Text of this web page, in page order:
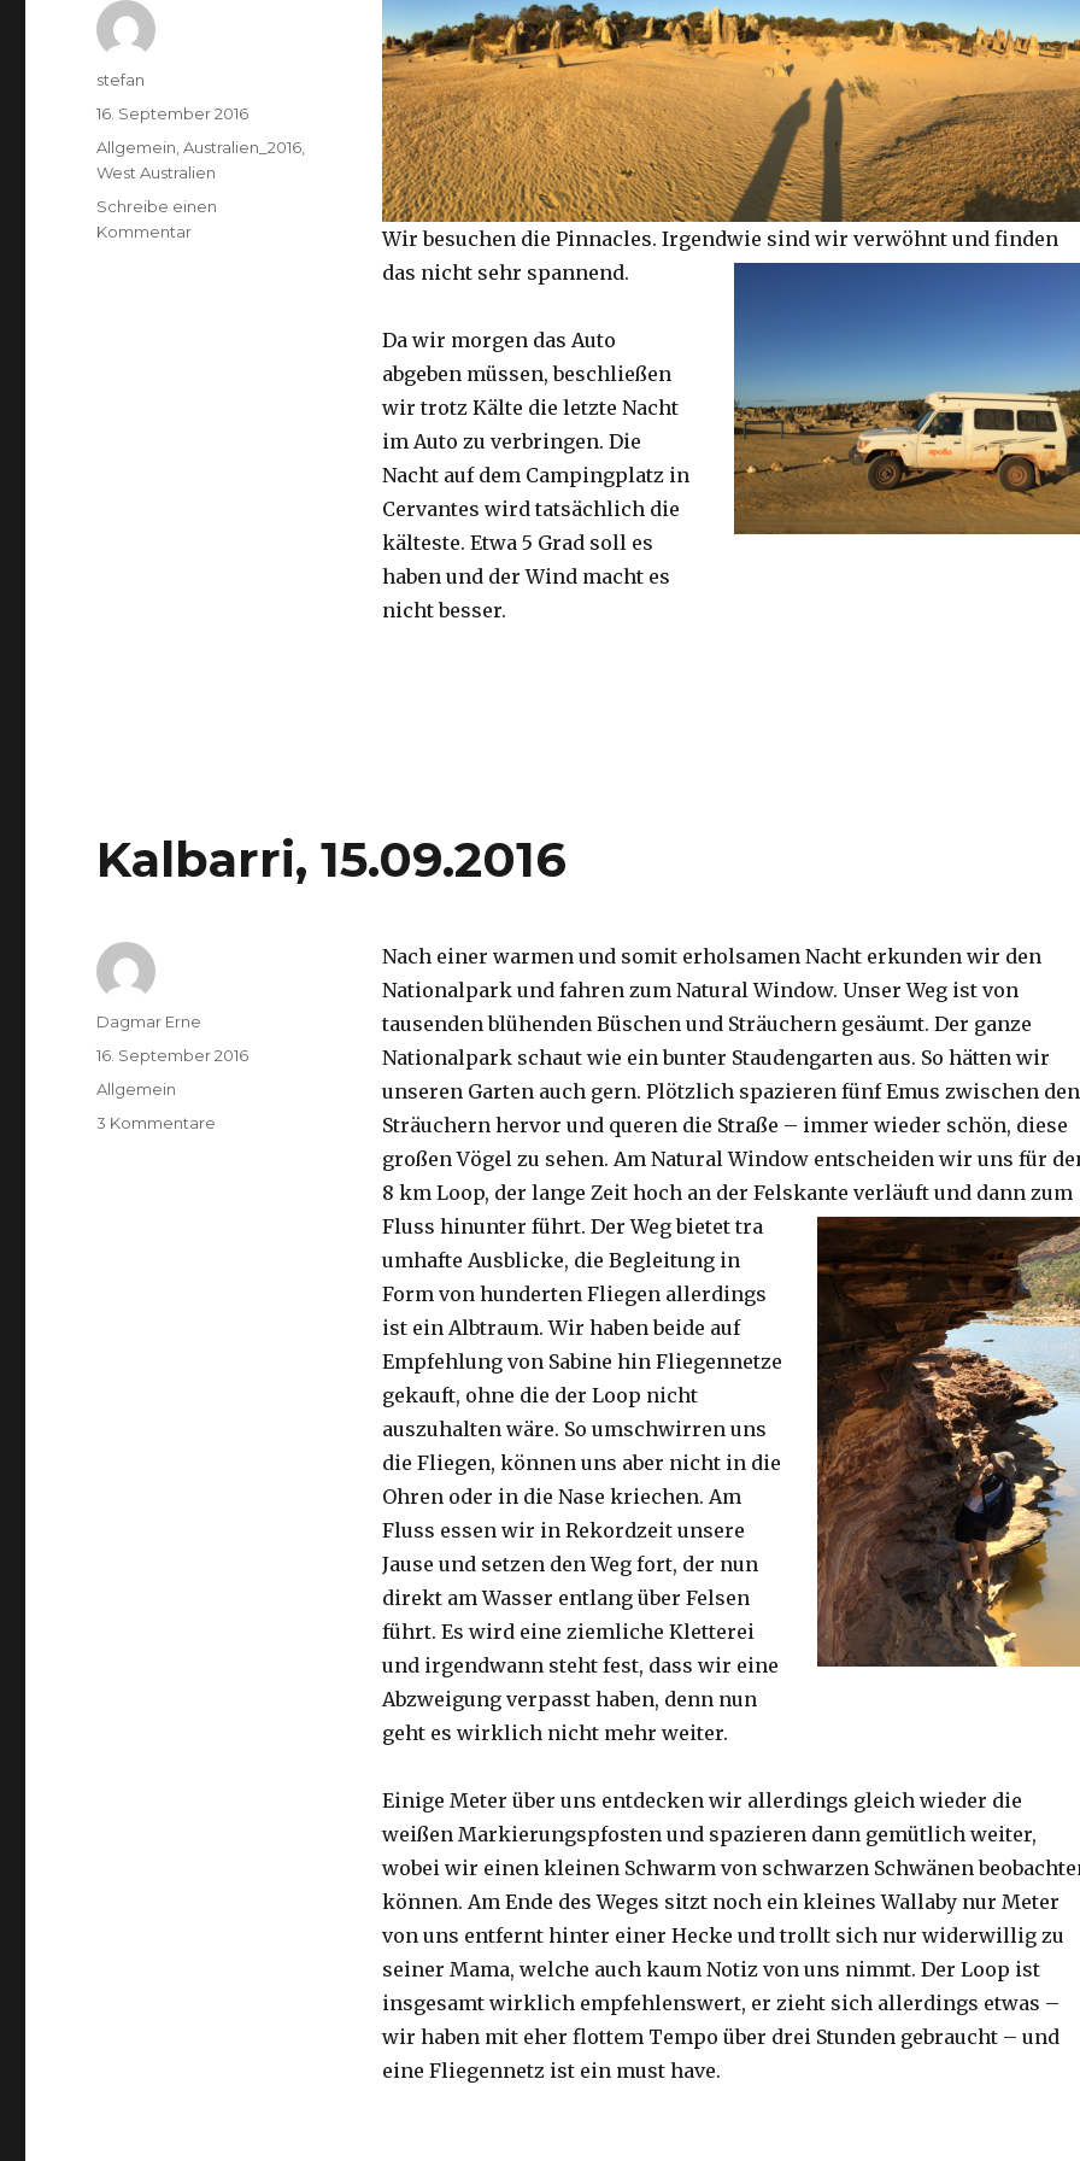
Wir besuchen die Pinnacles. Irgendwie sind wir verwöhnt und finden
das nicht sehr spannend.
Da wir morgen das Auto
abgeben müssen, beschließen
wir trotz Kälte die letzte Nacht
im Auto zu verbringen. Die
Nacht auf dem Campingplatz in
Cervantes wird tatsächlich die
kälteste. Etwa 5 Grad soll es
haben und der Wind macht es
nicht besser.
Autor
stefan
Veröffentlicht
am
16. September 2016
Kategorien
Allgemein,Australien_2016,
West Australien
Schreibe einen
Kommentarzu
Kalbarri, 15.09.2016
Nach einer warmen und somit erholsamen Nacht erkunden wir den
Nationalpark und fahren zum Natural Window. Unser Weg ist von
tausenden blühenden Büschen und Sträuchern gesäumt. Der ganze
Nationalpark schaut wie ein bunter Staudengarten aus. So hätten wir
unseren Garten auch gern. Plötzlich spazieren fünf Emus zwischen den
Sträuchern hervor und queren die Straße – immer wieder schön, diese
großen Vögel zu sehen. Am Natural Window entscheiden wir uns für
8 km Loop, der lange Zeit hoch an der Felskante verläuft und dann zum
Fluss hinunter führt. Der Weg bietet tra
umhafte Ausblicke, die Begleitung in
Form von hunderten Fliegen allerdings
ist ein Albtraum. Wir haben beide auf
Empfehlung von Sabine hin Fliegennetze
gekauft, ohne die der Loop nicht
auszuhalten wäre. So umschwirren uns
die Fliegen, können uns aber nicht in die
Ohren oder in die Nase kriechen. Am
Fluss essen wir in Rekordzeit unsere
Jause und setzen den Weg fort, der nun
direkt am Wasser entlang über Felsen
führt. Es wird eine ziemliche Kletterei
und irgendwann steht fest, dass wir eine
Abzweigung verpasst haben, denn nun
geht es wirklich nicht mehr weiter.
Einige Meter über uns entdecken wir allerdings gleich wieder die
weißen Markierungspfosten und spazieren dann gemütlich weiter,
wobei wir einen kleinen Schwarm von schwarzen Schwänen
können. Am Ende des Weges sitzt noch ein kleines Wallaby nur Meter
von uns entfernt hinter einer Hecke und trollt sich nur widerwillig zu
seiner Mama, welche auch kaum Notiz von uns nimmt. Der Loop ist
insgesamt wirklich empfehlenswert, er zieht sich allerdings etwas –
wir haben mit eher flottem Tempo über drei Stunden gebraucht – und
eine Fliegennetz ist ein must have.
Autor
Dagmar Erne
Veröffentlicht
am
16. September 2016
Kategorien
Allgemein
3 Kommentare